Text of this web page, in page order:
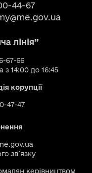
44-67
лінія”
67-66
з 14:00 до 16:45
корупції
47-47
зв`язку
керівництвом